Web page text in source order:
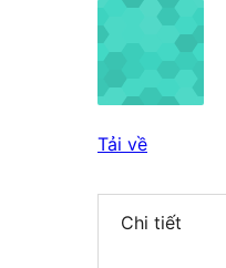
Tải về
Chi tiết